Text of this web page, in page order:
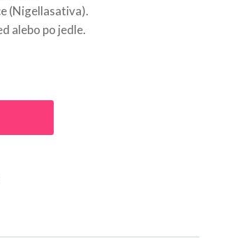
(Nigellasativa).
alebo po jedle.